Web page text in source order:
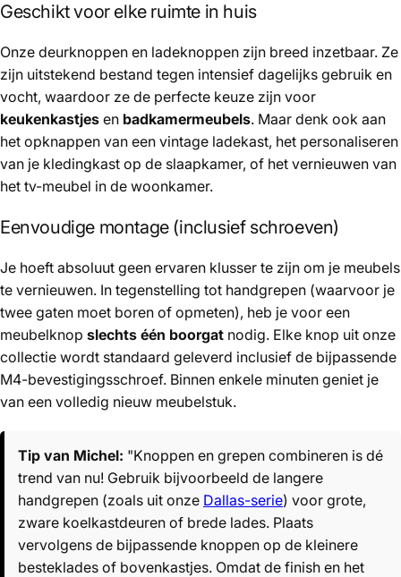
Geschikt voor elke ruimte in huis
Onze deurknoppen en ladeknoppen zijn breed inzetbaar. Ze
zijn uitstekend bestand tegen intensief dagelijks gebruik en
vocht, waardoor ze de perfecte keuze zijn voor
keukenkastjes en badkamermeubels. Maar denk ook aan
het opknappen van een vintage ladekast, het personaliseren
van je kledingkast op de slaapkamer, of het vernieuwen van
het tv-meubel in de woonkamer.
Eenvoudige montage (inclusief schroeven)
Je hoeft absoluut geen ervaren klusser te zijn om je meubels
te vernieuwen. In tegenstelling tot handgrepen (waarvoor je
twee gaten moet boren of opmeten), heb je voor een
meubelknop slechts één boorgat nodig. Elke knop uit onze
collectie wordt standaard geleverd inclusief de bijpassende
M4-bevestigingsschroef. Binnen enkele minuten geniet je
van een volledig nieuw meubelstuk.
Tip van Michel: "Knoppen en grepen combineren is dé
trend van nu! Gebruik bijvoorbeeld de langere
handgrepen (zoals uit onze Dallas-serie) voor grote,
zware koelkastdeuren of brede lades. Plaats
vervolgens de bijpassende knoppen op de kleinere
besteklades of bovenkastjes. Omdat de finish en het